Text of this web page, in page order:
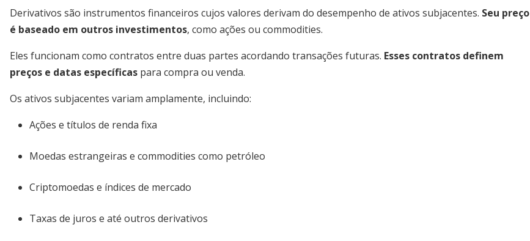
Derivativos são instrumentos financeiros cujos valores derivam do desempenho de ativos subjacentes. Seu preço
é baseado em outros investimentos, como ações ou commodities.
Eles funcionam como contratos entre duas partes acordando transações futuras. Esses contratos definem
preços e datas específicas para compra ou venda.
Os ativos subjacentes variam amplamente, incluindo:
Ações e títulos de renda fixa
Moedas estrangeiras e commodities como petróleo
Criptomoedas e índices de mercado
Taxas de juros e até outros derivativos